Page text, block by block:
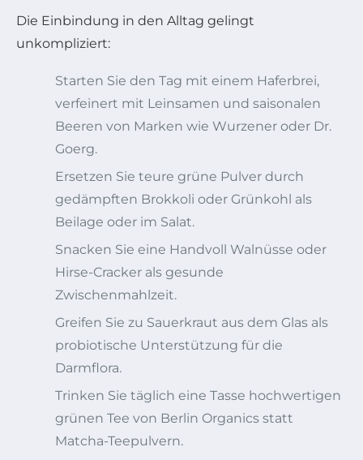
Die Einbindung in den Alltag gelingt
unkompliziert:
Starten Sie den Tag mit einem Haferbrei,
verfeinert mit Leinsamen und saisonalen
Beeren von Marken wie Wurzener oder Dr.
Goerg.
Ersetzen Sie teure grüne Pulver durch
gedämpften Brokkoli oder Grünkohl als
Beilage oder im Salat.
Snacken Sie eine Handvoll Walnüsse oder
Hirse-Cracker als gesunde
Zwischenmahlzeit.
Greifen Sie zu Sauerkraut aus dem Glas als
probiotische Unterstützung für die
Darmflora.
Trinken Sie täglich eine Tasse hochwertigen
grünen Tee von Berlin Organics statt
Matcha-Teepulvern.